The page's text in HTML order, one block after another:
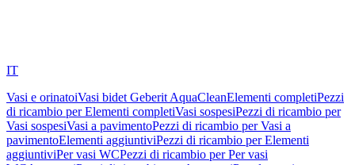
IT
Vasi e orinatoiVasi bidet Geberit AquaCleanElementi completiPezzi
di ricambio per Elementi completiVasi sospesiPezzi di ricambio per
Vasi sospesiVasi a pavimentoPezzi di ricambio per Vasi a
pavimentoElementi aggiuntiviPezzi di ricambio per Elementi
aggiuntiviPer vasi WCPezzi di ricambio per Per vasi